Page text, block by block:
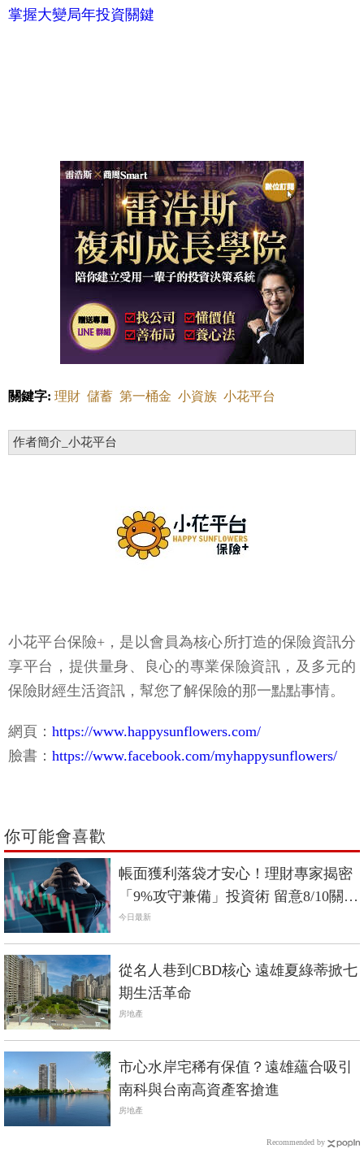
掌握大變局年投資關鍵
關鍵字: 理財 儲蓄 第一桶金 小資族 小花平台
作者簡介_小花平台
小花平台保險+，是以會員為核心所打造的保險資訊分
享平台，提供量身、良心的專業保險資訊，及多元的
保險財經生活資訊，幫您了解保險的那一點點事情。
網頁： https://www.happysunflowers.com/
臉書： https://www.facebook.com/myhappysunflowers/
你可能會喜歡
帳面獲利落袋才安心！理財專家揭密
「9%攻守兼備」投資術 留意8/10關鍵
日
今日最新
從名人巷到CBD核心 遠雄夏綠蒂掀七
期生活革命
房地產
市心水岸宅稀有保值？遠雄蘊合吸引
南科與台南高資產客搶進
房地產
Recommended by